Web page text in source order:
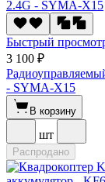
Быстрый
3 100 ₽
- SYMA-X15
В корзину
шт
Распродано